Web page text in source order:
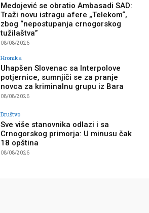
Medojević se obratio Ambasadi SAD:
Traži novu istragu afere „Telekom“,
zbog “nepostupanja crnogorskog
tužilaštva”
08/08/2026
Hronika
Uhapšen Slovenac sa Interpolove
potjernice, sumnjiči se za pranje
novca za kriminalnu grupu iz Bara
08/08/2026
Društvo
Sve više stanovnika odlazi i sa
Crnogorskog primorja: U minusu čak
18 opština
08/08/2026